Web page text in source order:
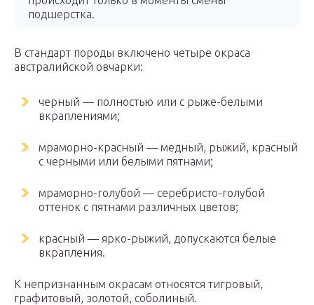
подшерстка.
В стандарт породы включено четыре окраса
австралийской овчарки:
черный — полностью или с рыже-белыми
вкраплениями;
мраморно-красный — медный, рыжий, красный
с черными или белыми пятнами;
мраморно-голубой — серебристо-голубой
оттенок с пятнами различных цветов;
красный — ярко-рыжий, допускаются белые
вкрапления.
К непризнанным окрасам относятся тигровый,
графитовый, золотой, соболиный.